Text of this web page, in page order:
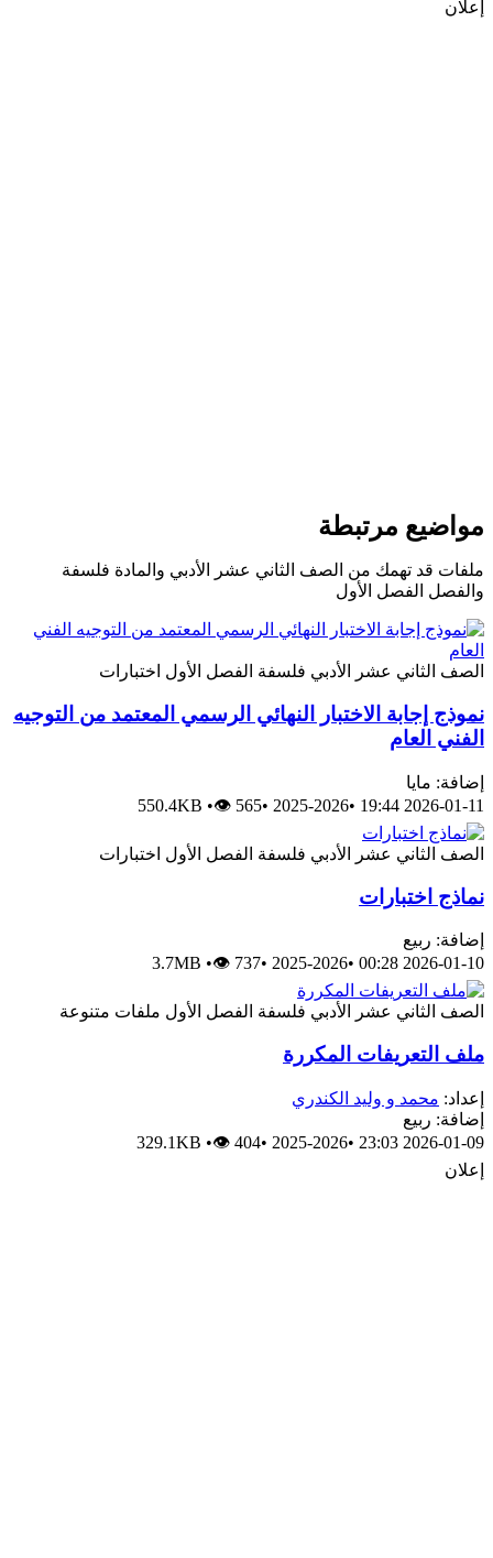
إعلان
مواضيع مرتبطة
ملفات قد تهمك من الصف الثاني عشر الأدبي والمادة فلسفة
والفصل الفصل الأول
الصف الثاني عشر الأدبي فلسفة الفصل الأول اختبارات
نموذج إجابة الاختبار النهائي الرسمي المعتمد من التوجيه
الفني العام
إضافة: مايا
2026-01-11 19:44
•
2025-2026
•
550.4KB •👁 565
الصف الثاني عشر الأدبي فلسفة الفصل الأول اختبارات
نماذج اختبارات
إضافة: ربيع
2026-01-10 00:28
•
2025-2026
•
3.7MB •👁 737
الصف الثاني عشر الأدبي فلسفة الفصل الأول ملفات متنوعة
ملف التعريفات المكررة
إعداد: محمد و وليد الكندري
إضافة: ربيع
2026-01-09 23:03
•
2025-2026
•
329.1KB •👁 404
إعلان